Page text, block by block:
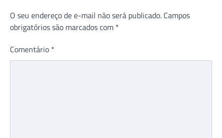
O seu endereço de e-mail não será publicado. Campos
obrigatórios são marcados com *
Comentário *